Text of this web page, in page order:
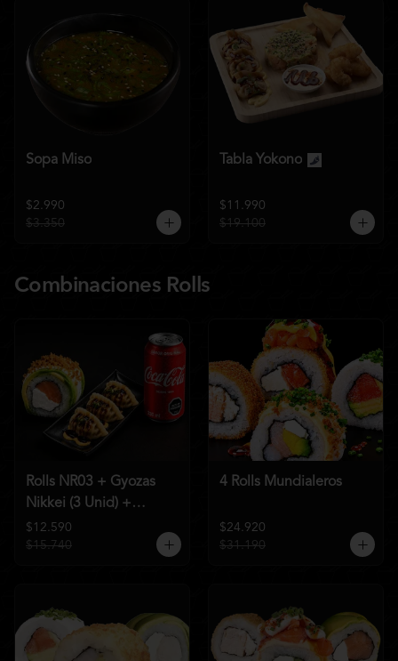
Sopa Miso
$2.990
$3.350
Tabla Yokono
$11.990
$19.100
Combinaciones Rolls
Rolls NR03 + Gyozas
Nikkei (3 Unid) +
Bebida a elección
$12.590
$15.740
4 Rolls Mundialeros
$24.920
$31.190